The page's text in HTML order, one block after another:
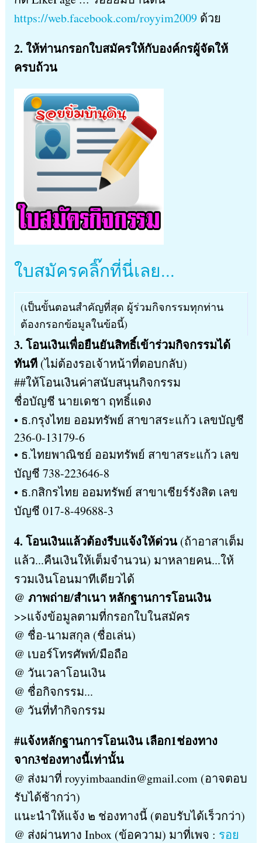
https://web.facebook.com/royyim2009ด้วย
2. ให้ท่านกรอกใบสมัครให้กับองค์กรผู้จัดให้
ครบถ้วน
ใบสมัครคลิ๊กที่นี่เลย...
(เป็นขั้นตอนสำคัญที่สุด ผู้ร่วมกิจกรรมทุกท่าน
ต้องกรอกข้อมูลในข้อนี้)
3. โอนเงินเพื่อยืนยันสิทธิ์เข้าร่วมกิจกรรมได้
ทันที(ไม่ต้องรอเจ้าหน้าที่ตอบกลับ)
##ให้โอนเงินค่าสนับสนุนกิจกรรม
ชื่อบัญชี นายเดชา ฤทธิ์แดง
• ธ.กรุงไทย ออมทรัพย์ สาขาสระแก้ว เลขบัญชี
236-0-13179-6
• ธ.ไทยพาณิชย์ ออมทรัพย์ สาขาสระแก้ว เลข
บัญชี 738-223646-8
• ธ.กสิกรไทย ออมทรัพย์ สาขาเชียร์รังสิต เลข
บัญชี 017-8-49688-3
4. โอนเงินแล้วต้องรีบแจ้งให้ด่วน(ถ้าอาสาเต็ม
แล้ว...คืนเงินให้เต็มจำนวน) มาหลายคน...ให้
รวมเงินโอนมาทีเดียวได้
@ ภาพถ่าย/สำเนา หลักฐานการโอนเงิน
>>แจ้งข้อมูลตามที่กรอกใบในสมัคร
@ ชื่อ-นามสกุล (ชื่อเล่น)
@ เบอร์โทรศัพท์/มือถือ
@ วันเวลาโอนเงิน
@ ชื่อกิจกรรม...
@ วันที่ทำกิจกรรม
#แจ้งหลักฐานการโอนเงิน เลือก1ช่องทาง
จาก3ช่องทางนี้เท่านั้น
@ ส่งมาที่ royyimbaandin@gmail.com (อาจตอบ
รับได้ช้ากว่า)
แนะนำให้แจ้ง ๒ ช่องทางนี้ (ตอบรับได้เร็วกว่า)
@ ส่งผ่านทาง Inbox (ข้อความ) มาที่เพจ : รอย